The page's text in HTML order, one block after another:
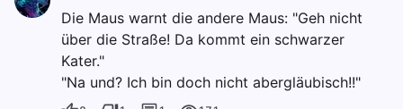
Die Maus warnt die andere Maus: "Geh nicht
über die Straße! Da kommt ein schwarzer
Kater."
"Na und? Ich bin doch nicht abergläubisch!!"